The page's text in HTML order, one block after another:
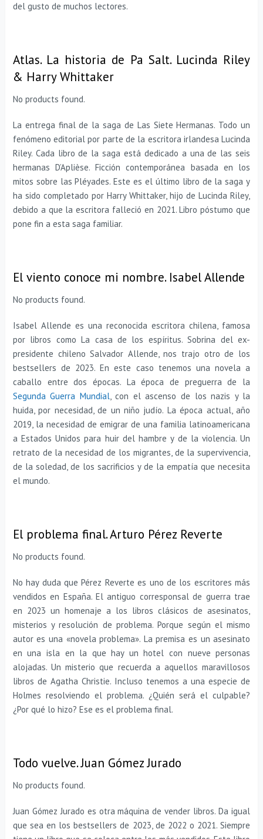
del gusto de muchos lectores.
Atlas. La historia de Pa Salt. Lucinda Riley
& Harry Whittaker
No products found.
La entrega final de la saga de Las Siete Hermanas. Todo un
fenómeno editorial por parte de la escritora irlandesa Lucinda
Riley. Cada libro de la saga está dedicado a una de las seis
hermanas D’Aplièse. Ficción contemporánea basada en los
mitos sobre las Pléyades. Este es el último libro de la saga y
ha sido completado por Harry Whittaker, hijo de Lucinda Riley,
debido a que la escritora falleció en 2021. Libro póstumo que
pone fin a esta saga familiar.
El viento conoce mi nombre. Isabel Allende
No products found.
Isabel Allende es una reconocida escritora chilena, famosa
por libros como La casa de los espíritus. Sobrina del ex-
presidente chileno Salvador Allende, nos trajo otro de los
bestsellers de 2023. En este caso tenemos una novela a
caballo entre dos épocas. La época de preguerra de la
Segunda Guerra Mundial, con el ascenso de los nazis y la
huida, por necesidad, de un niño judío. La época actual, año
2019, la necesidad de emigrar de una familia latinoamericana
a Estados Unidos para huir del hambre y de la violencia. Un
retrato de la necesidad de los migrantes, de la supervivencia,
de la soledad, de los sacrificios y de la empatía que necesita
el mundo.
El problema final. Arturo Pérez Reverte
No products found.
No hay duda que Pérez Reverte es uno de los escritores más
vendidos en España. El antiguo corresponsal de guerra trae
en 2023 un homenaje a los libros clásicos de asesinatos,
misterios y resolución de problema. Porque según el mismo
autor es una «novela problema». La premisa es un asesinato
en una isla en la que hay un hotel con nueve personas
alojadas. Un misterio que recuerda a aquellos maravillosos
libros de Agatha Christie. Incluso tenemos a una especie de
Holmes resolviendo el problema. ¿Quién será el culpable?
¿Por qué lo hizo? Ese es el problema final.
Todo vuelve. Juan Gómez Jurado
No products found.
Juan Gómez Jurado es otra máquina de vender libros. Da igual
que sea en los bestsellers de 2023, de 2022 o 2021. Siempre